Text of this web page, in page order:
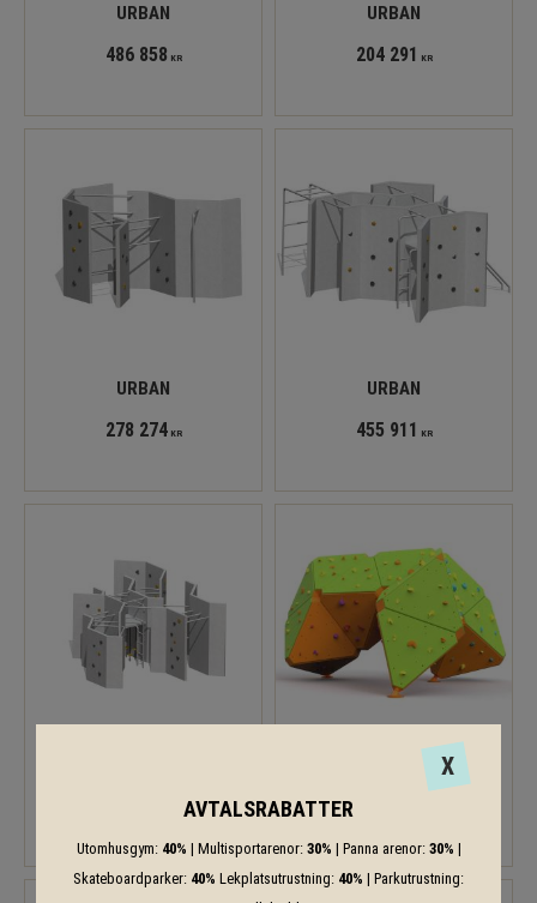
URBAN
486 858 KR
URBAN
204 291 KR
URBAN
278 274KR
URBAN
455 911 KR
ZIGZAG BOULDER 1
X
AVTALSRABATTER
Utomhusgym: 40% | Multisportarenor: 30% | Panna arenor: 30% |
Skateboardparker: 40% Lekplatsutrustning: 40% | Parkutrustning: